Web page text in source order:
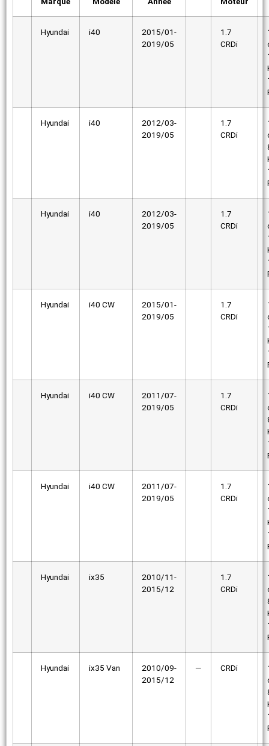
Hyundai i40
2015/01-
2019/05
1.7
CRDi
Hyundai i40
2012/03-
2019/05
1.7
CRDi
Hyundai i40
2012/03-
2019/05
1.7
CRDi
Hyundai i40 CW
2015/01-
2019/05
1.7
CRDi
Hyundai i40 CW
2011/07-
2019/05
1.7
CRDi
Hyundai i40 CW
2011/07-
2019/05
1.7
CRDi
Hyundai ix35
2010/11-
2015/12
1.7
CRDi
Hyundai ix35 Van
2010/09-
2015/12
— CRDi